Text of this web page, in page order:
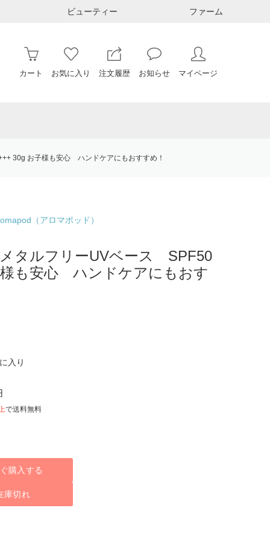
ビューティー ファーム
カート お気に入り 注文履歴 お知らせ マイページ
30g お子様も安心 ハンドケアにもおすすめ！
（アロマポッド）
タルフリーUVベース SPF50
様も安心 ハンドケアにもおす
入り
で送料無料
購入する
庫切れ